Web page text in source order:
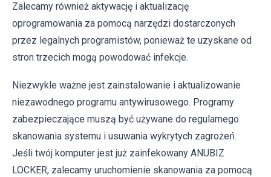
Zalecamy również aktywację i aktualizację
oprogramowania za pomocą narzędzi dostarczonych
przez legalnych programistów, ponieważ te uzyskane od
stron trzecich mogą powodować infekcje.
Niezwykle ważne jest zainstalowanie i aktualizowanie
niezawodnego programu antywirusowego. Programy
zabezpieczające muszą być używane do regularnego
skanowania systemu i usuwania wykrytych zagrożeń.
Jeśli twój komputer jest już zainfekowany ANUBIZ
LOCKER, zalecamy uruchomienie skanowania za pomocą